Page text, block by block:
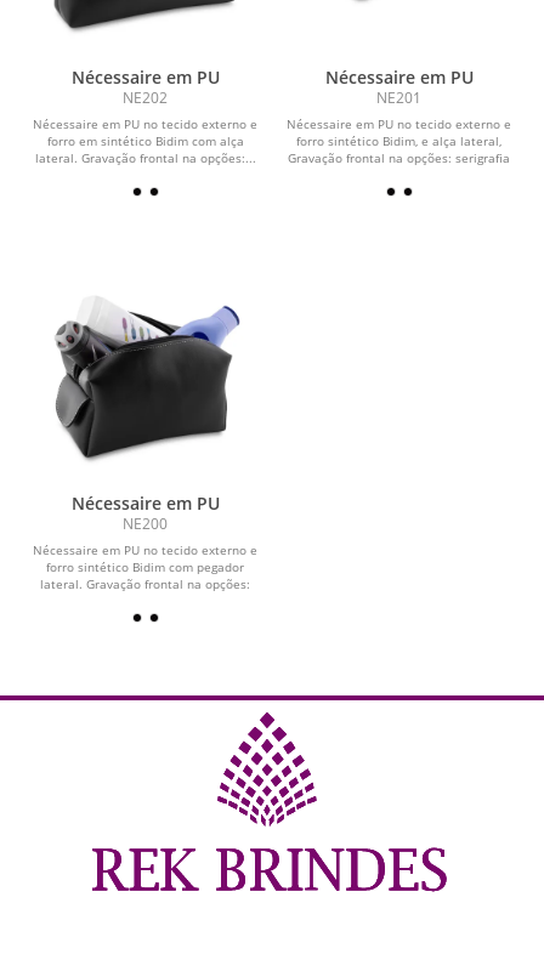
Nécessaire em PU
NE202
Nécessaire em PU no tecido externo e
forro em sintético Bidim com alça
lateral. Gravação frontal na opções:...
Nécessaire em PU
NE201
Nécessaire em PU no tecido externo e
forro sintético Bidim, e alça lateral,
Gravação frontal na opções: serigrafia
Nécessaire em PU
NE200
Nécessaire em PU no tecido externo e
forro sintético Bidim com pegador
lateral. Gravação frontal na opções: